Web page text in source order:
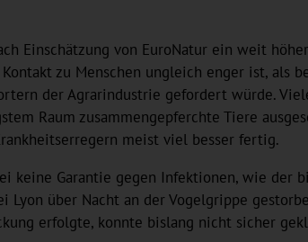
Einschätzung von EuroNatur ein weit
zu Menschen ungleich enger ist, als
der Agrarindustrie gefordert würde.
Raum zusammengepferchte Tiere
meist viel besser fertig.
Garantie gegen Infektionen, wie der
über Nacht an der Vogelgrippe
erfolgte, konnte bislang nicht sicher